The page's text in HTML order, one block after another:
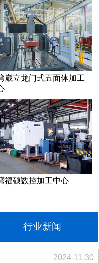
崴立龙门式五面体加工
福硕数控加工中心
行业新闻
2024-11-30